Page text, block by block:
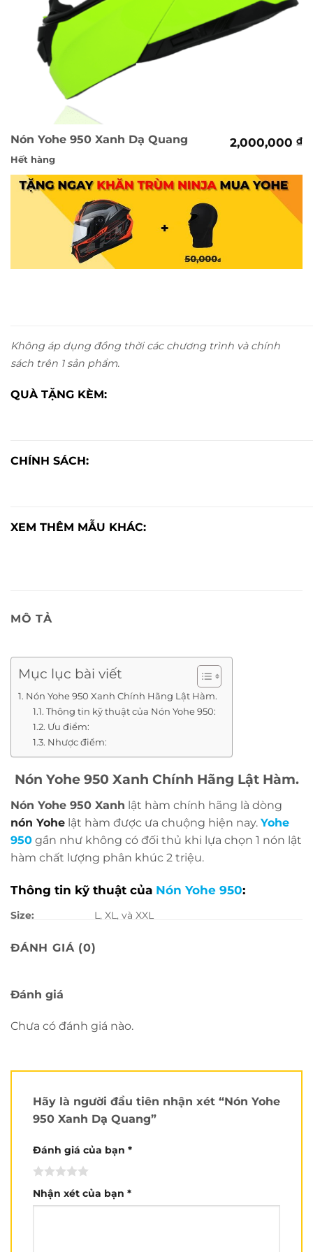
Nón Yohe 950 Xanh Dạ Quang 2,000,000 ₫
Hết hàng
Không áp dụng đồng thời các chương trình và chính
sách trên 1 sản phẩm.
QUÀ TẶNG KÈM:
CHÍNH SÁCH:
XEM THÊM MẪU KHÁC:
MÔ TẢ
Mục lục bài viết
Nón Yohe 950 Xanh Chính Hãng Lật Hàm.
Thông tin kỹ thuật của Nón Yohe 950:
Ưu điểm:
Nhược điểm:
Nón Yohe 950 Xanh Chính Hãng Lật Hàm.
Nón Yohe 950 Xanh lật hàm chính hãng là dòng
nón Yohe lật hàm được ưa chuộng hiện nay. Yohe
950 gần như không có đối thủ khi lựa chọn 1 nón lật
hàm chất lượng phân khúc 2 triệu.
Thông tin kỹ thuật của Nón Yohe 950:
Size:
L, XL, và XXL
Xốp:
EPS
Made in:
China
Brand:
Yohe
Tình trạng:
Mới 100%
Ưu điểm:
Chất lượng cao và tính ổn định vượt trội là điểm mạnh
ĐÁNH GIÁ (0)
Đánh giá
Chưa có đánh giá nào.
Hãy là người đầu tiên nhận xét “Nón Yohe
950 Xanh Dạ Quang”
Đánh giá của bạn *
Nhận xét của bạn *